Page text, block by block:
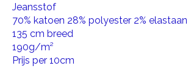
Jeansstof
70% katoen 28% polyester 2% elastaan
135 cm breed
190g/m²
Prijs per 10cm